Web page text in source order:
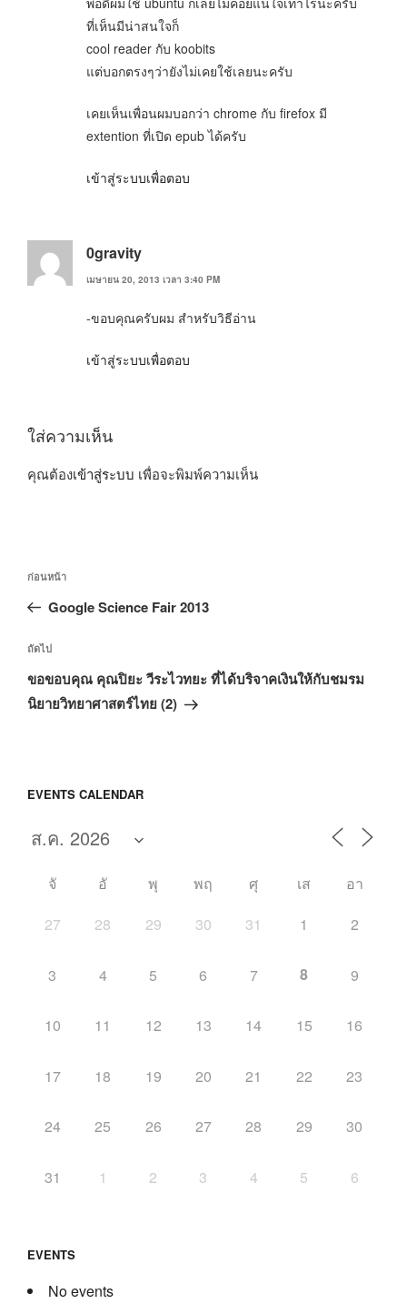
ที่เห็นมีน่าสนใจก็
cool reader กับ koobits
แต่บอกตรงๆว่ายังไม่เคยใช้เลยนะครับ
เคยเห็นเพื่อนผมบอกว่า chrome กับ firefox มี
extention ที่เปิด epub ได้ครับ
เข้าสู่ระบบเพื่อตอบ
0gravity
เมษายน 20, 2013 เวลา 3:40 PM
-ขอบคุณครับผม สำหรับวิธีอ่าน
เข้าสู่ระบบเพื่อตอบ
ใส่ความเห็น
คุณต้องเข้าสู่ระบบ เพื่อจะพิมพ์ความเห็น
แนะแนว
เรื่อง
เรื่อง
ก่อน
ก่อนหน้า
Google Science Fair 2013
เรื่อง
ถัด
ไป
ถัดไป
ขอขอบคุณ คุณปิยะ วีระไวทยะ ที่ได้บริจาคเงินให้กับชมรม
นิยายวิทยาศาสตร์ไทย (2)
EVENTS CALENDAR
จั อั พุ พฤ ศุ เส
อา
27
28 29 30 31 1 2
3 4 5 6 7 8 9
10 11 12 13 14 15 16
17 18 19 20 21 22 23
24 25 26 27 28 29 30
31 1 2 3 4 5 6
EVENTS
No events